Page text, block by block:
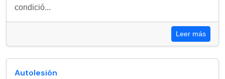
condició...
Leer más
Autolesión